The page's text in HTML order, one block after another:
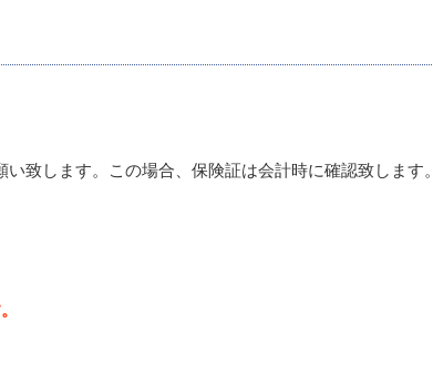
い致します。この場合、保険証は会計時に確認致します。